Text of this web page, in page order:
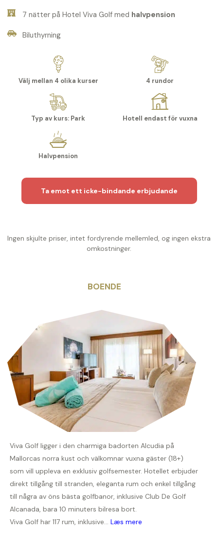
7 nätter på Hotel Viva Golf med halvpension
Biluthyrning
Välj mellan 4 olika kurser 4 rundor
Typ av kurs: Park Hotell endast för vuxna
Halvpension
Ta emot ett icke-bindande erbjudande
Ingen skjulte priser, intet fordyrende mellemled, og ingen ekstra
omkostninger.
BOENDE
Viva Golf ligger i den charmiga badorten Alcudia på
Mallorcas norra kust och välkomnar vuxna gäster (18+)
som vill uppleva en exklusiv golfsemester. Hotellet erbjuder
direkt tillgång till stranden, eleganta rum och enkel tillgång
till några av öns bästa golfbanor, inklusive Club De Golf
Alcanada, bara 10 minuters bilresa bort.
Viva Golf har 117 rum, inklusive... Læs mere